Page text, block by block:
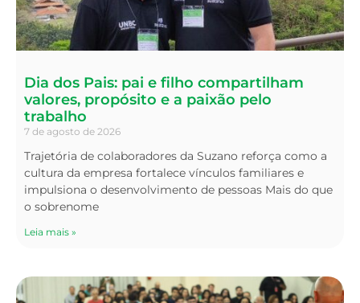
Dia dos Pais: pai e filho compartilham
valores, propósito e a paixão pelo
trabalho
7 de agosto de 2026
Trajetória de colaboradores da Suzano reforça como a
cultura da empresa fortalece vínculos familiares e
impulsiona o desenvolvimento de pessoas Mais do que
o sobrenome
Leia mais »